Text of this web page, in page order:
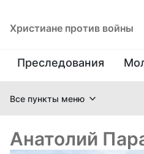
Христиане против войны
Преследования
Все пункты меню
Анатолий